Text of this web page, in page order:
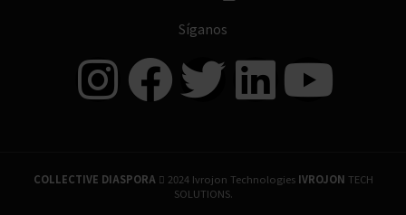
Síganos
COLLECTIVE DIASPORA 2024 Ivrojon Technologies IVROJON TECH
SOLUTIONS.